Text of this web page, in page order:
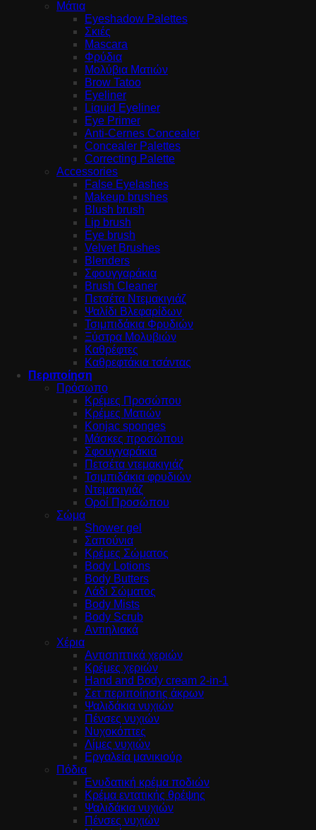
Μάτια
Eyeshadow Palettes
Σκιές
Mascara
Φρύδια
Μολύβια Ματιών
Brow Tatoo
Eyeliner
Liquid Eyeliner
Eye Primer
Anti-Cernes Concealer
Concealer Palettes
Correcting Palette
Accessories
False Eyelashes
Makeup brushes
Blush brush
Lip brush
Eye brush
Velvet Brushes
Blenders
Σφουγγαράκια
Brush Cleaner
Πετσέτα Ντεμακιγιάζ
Ψαλίδι Βλεφαρίδων
Τσιμπιδάκια Φρυδιών
Ξύστρα Μολυβιών
Καθρέφτες
Καθρεφτάκια τσάντας
Περιποίηση
Πρόσωπο
Κρέμες Προσώπου
Κρέμες Ματιών
Konjac sponges
Μάσκες προσώπου
Σφουγγαράκια
Πετσέτα ντεμακιγιάζ
Τσιμπιδάκια φρυδιών
Ντεμακιγιάζ
Οροί Προσώπου
Σώμα
Shower gel
Σαπούνια
Κρέμες Σώματος
Body Lotions
Body Butters
Λάδι Σώματος
Body Mists
Body Scrub
Αντιηλιακά
Χέρια
Αντισηπτικά χεριών
Κρέμες χεριών
Hand and Body cream 2-in-1
Σετ περιποίησης άκρων
Ψαλιδάκια νυχιών
Πένσες νυχιών
Νυχοκόπτες
Λίμες νυχιών
Εργαλεία μανικιούρ
Πόδια
Ενυδατική κρέμα ποδιών
Κρέμα εντατικής θρέψης
Ψαλιδάκια νυχιών
Πένσες νυχιών